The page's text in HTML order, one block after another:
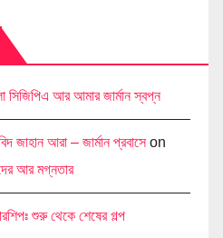
সিজিপিএ আর আমার জার্মান স্বপ্ন
জাহান আরা – জার্মান প্রবাসেon
আর মগ্নতার
শুরু থেকে শেষের গল্প